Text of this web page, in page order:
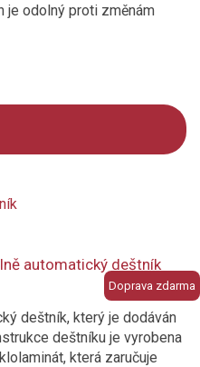
je odolný proti změnám
Doprava zdarma
automatický deštník
deštník, který je dodáván
deštníku je vyrobena
která zaručuje